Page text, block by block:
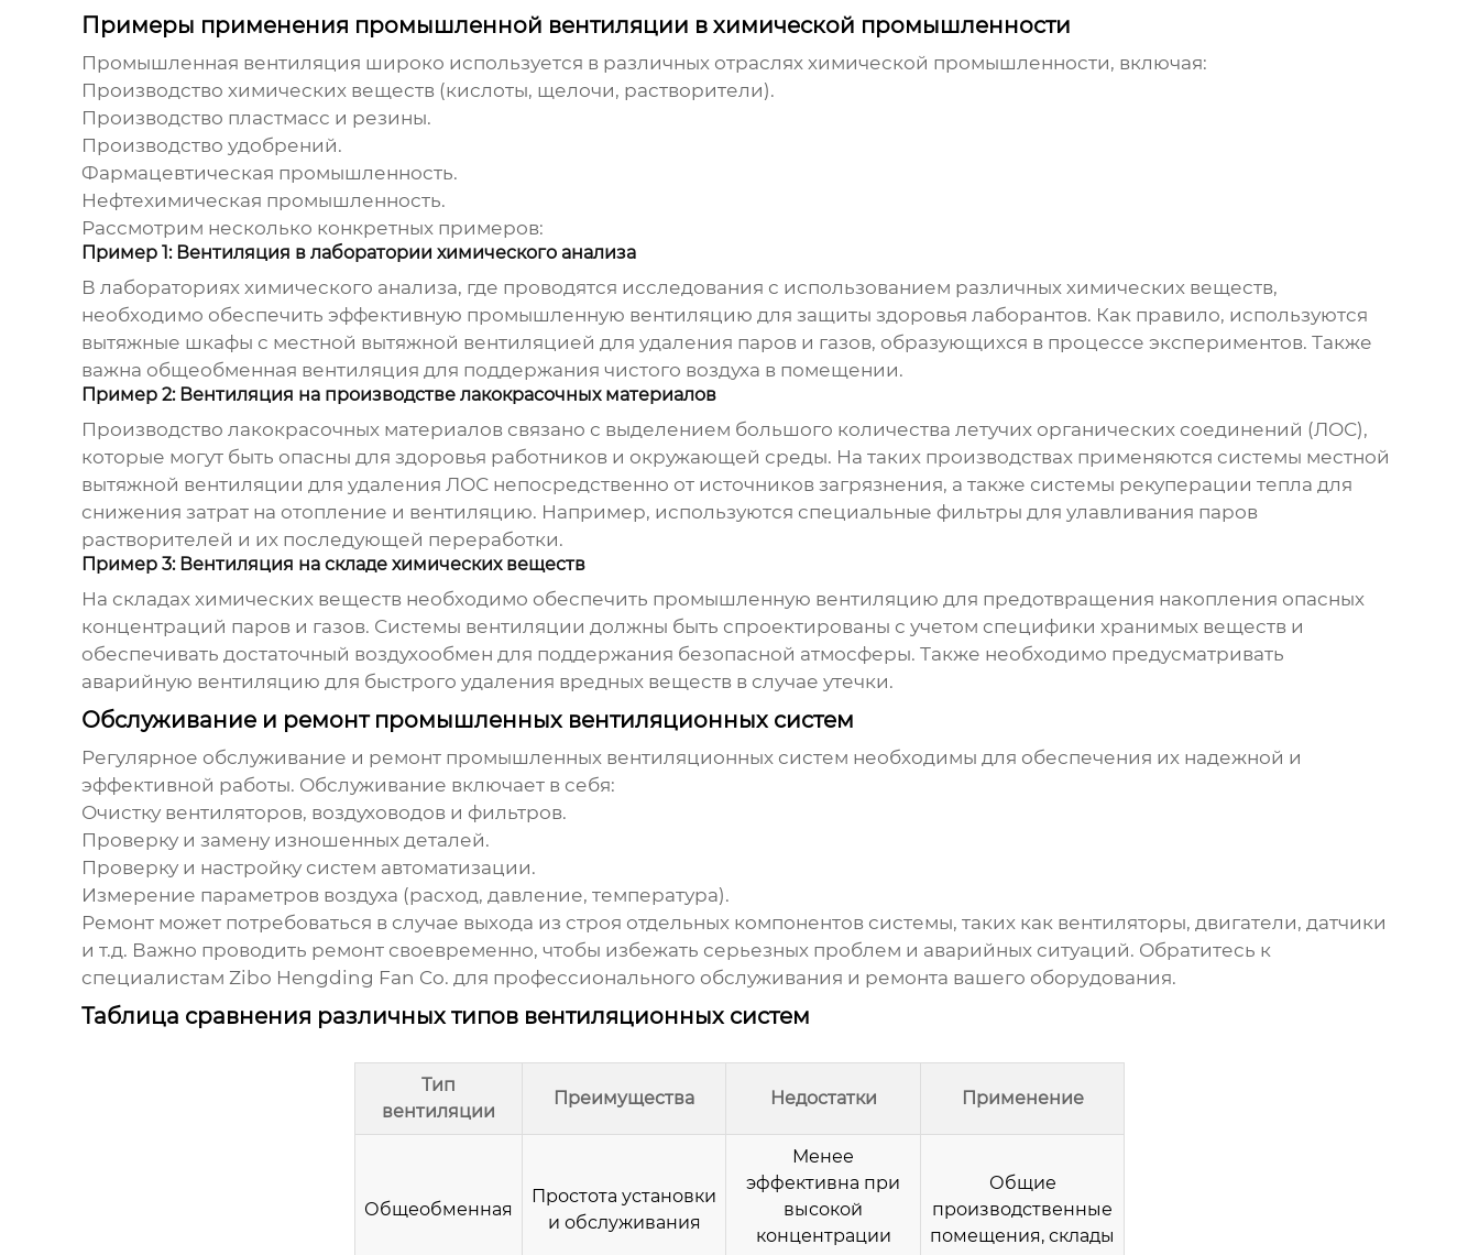
Примеры применения промышленной вентиляции в химической промышленности
Промышленная вентиляция широко используется в различных отраслях химической промышленности, включая:
Производство химических веществ (кислоты, щелочи, растворители).
Производство пластмасс и резины.
Производство удобрений.
Фармацевтическая промышленность.
Нефтехимическая промышленность.
Рассмотрим несколько конкретных примеров:
Пример 1: Вентиляция в лаборатории химического анализа
В лабораториях химического анализа, где проводятся исследования с использованием различных химических веществ,
необходимо обеспечить эффективную промышленную вентиляцию для защиты здоровья лаборантов. Как правило, используются
вытяжные шкафы с местной вытяжной вентиляцией для удаления паров и газов, образующихся в процессе экспериментов. Также
важна общеобменная вентиляция для поддержания чистого воздуха в помещении.
Пример 2: Вентиляция на производстве лакокрасочных материалов
Производство лакокрасочных материалов связано с выделением большого количества летучих органических соединений (ЛОС),
которые могут быть опасны для здоровья работников и окружающей среды. На таких производствах применяются системы местной
вытяжной вентиляции для удаления ЛОС непосредственно от источников загрязнения, а также системы рекуперации тепла для
снижения затрат на отопление и вентиляцию. Например, используются специальные фильтры для улавливания паров
растворителей и их последующей переработки.
Пример 3: Вентиляция на складе химических веществ
На складах химических веществ необходимо обеспечить промышленную вентиляцию для предотвращения накопления опасных
концентраций паров и газов. Системы вентиляции должны быть спроектированы с учетом специфики хранимых веществ и
обеспечивать достаточный воздухообмен для поддержания безопасной атмосферы. Также необходимо предусматривать
аварийную вентиляцию для быстрого удаления вредных веществ в случае утечки.
Обслуживание и ремонт промышленных вентиляционных систем
Регулярное обслуживание и ремонт промышленных вентиляционных систем необходимы для обеспечения их надежной и
эффективной работы. Обслуживание включает в себя:
Очистку вентиляторов, воздуховодов и фильтров.
Проверку и замену изношенных деталей.
Проверку и настройку систем автоматизации.
Измерение параметров воздуха (расход, давление, температура).
Ремонт может потребоваться в случае выхода из строя отдельных компонентов системы, таких как вентиляторы, двигатели, датчики
и т.д. Важно проводить ремонт своевременно, чтобы избежать серьезных проблем и аварийных ситуаций. Обратитесь к
специалистам Zibo Hengding Fan Co. для профессионального обслуживания и ремонта вашего оборудования.
Таблица сравнения различных типов вентиляционных систем
Тип
вентиляции
Преимущества Недостатки Применение
Общеобменная
Простота установки
и обслуживания
Менее
эффективна при
высокой
концентрации
Общие
производственные
помещения, склады